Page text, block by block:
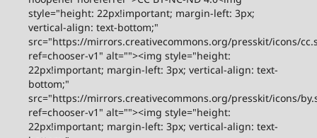
style="height: 22px!important; margin-left: 3px;
vertical-align: text-bottom;"
src="https://mirrors.creativecommons.org/presskit/icons/
ref=chooser-v1" alt=""><img style="height:
22px!important; margin-left: 3px; vertical-align: text-
bottom;"
src="https://mirrors.creativecommons.org/presskit/icons/
ref=chooser-v1" alt=""><img style="height:
22px!important; margin-left: 3px; vertical-align: text-